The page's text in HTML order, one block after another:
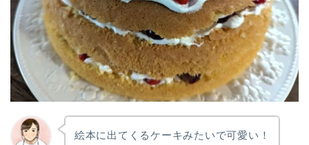
絵本に出てくるケーキみたいで可愛い！